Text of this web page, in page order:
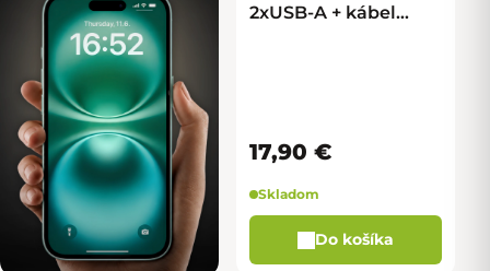
2xUSB-A + kábel
17,90 €
Skladom
Do košíka